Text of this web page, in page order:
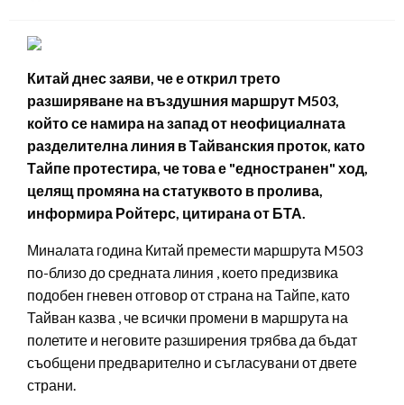
Китай днес заяви, че е открил трето
разширяване на въздушния маршрут M503,
който се намира на запад от неофициалната
разделителна линия в Тайванския проток, като
Тайпе протестира, че това е "едностранен" ход,
целящ промяна на статуквото в пролива,
информира Ройтерс, цитирана от БТА.
Миналата година Китай премести маршрута M503
по-близо до средната линия , което предизвика
подобен гневен отговор от страна на Тайпе, като
Тайван казва , че всички промени в маршрута на
полетите и неговите разширения трябва да бъдат
съобщени предварително и съгласувани от двете
страни.